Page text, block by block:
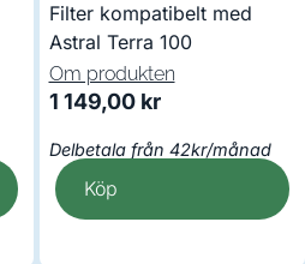
Filter kompatibelt med
Astral Terra 100
Om produkten
1 149,00 kr
Delbetala från 42kr/månad
Köp